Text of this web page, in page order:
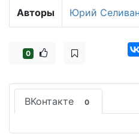
Авторы Юрий
0
ВКонтакте 0